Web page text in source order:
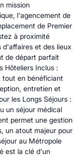
mission
l'agencement de
de Premier
à proximité
d'affaires et des lieux
de départ parfait
Hôteliers Inclus :
en bénéficiant
entretien et
les Longs Séjours :
un séjour médical
permet une gestion
un atout majeur pour
au Métropole
est la clé d'un